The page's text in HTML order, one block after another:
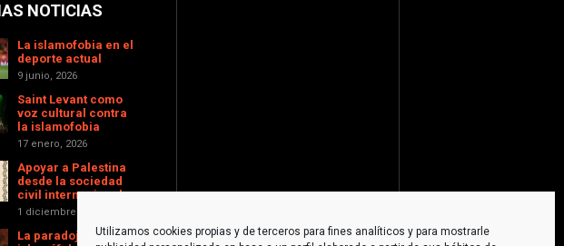
Utilizamos cookies propias y de terceros para fines analíticos y para mostrarle
NOTICIAS
La islamofobia en el
deporte actual
9 junio, 2026
Saint Levant como
voz cultural contra
la islamofobia
17 enero, 2026
Apoyar a Palestina
desde la sociedad
civil internacional
1 diciembre, 2025
La paradoja